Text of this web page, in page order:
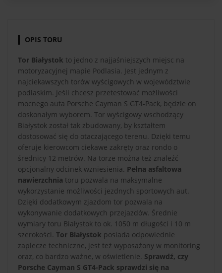
OPIS TORU
Tor Białystok to jedno z najjaśniejszych miejsc na
motoryzacyjnej mapie Podlasia. Jest jednym z
najciekawszych torów wyścigowych w województwie
podlaskim. Jeśli chcesz przetestować możliwości
mocnego auta Porsche Cayman S GT4-Pack, będzie on
doskonałym wyborem. Tor wyścigowy wschodzący
Białystok został tak zbudowany, by kształtem
dostosować się do otaczającego terenu. Dzięki temu
oferuje kierowcom ciekawe zakręty oraz rondo o
średnicy 12 metrów. Na torze można też znaleźć
opcjonalny odcinek wzniesienia. Pełna asfaltowa
nawierzchnia toru pozwala na maksymalne
wykorzystanie możliwości jezdnych sportowych aut.
Dzięki dodatkowym zjazdom tor pozwala na
wykonywanie dodatkowych przejazdów. Średnie
wymiary toru Białystok to ok. 1050 m długości i 10 m
szerokości. Tor Białystok posiada odpowiednie
zaplecze techniczne, jest też wyposażony w monitoring
oraz, co bardzo ważne, w oświetlenie. Sprawdź, czy
Porsche Cayman S GT4-Pack sprawdzi się na